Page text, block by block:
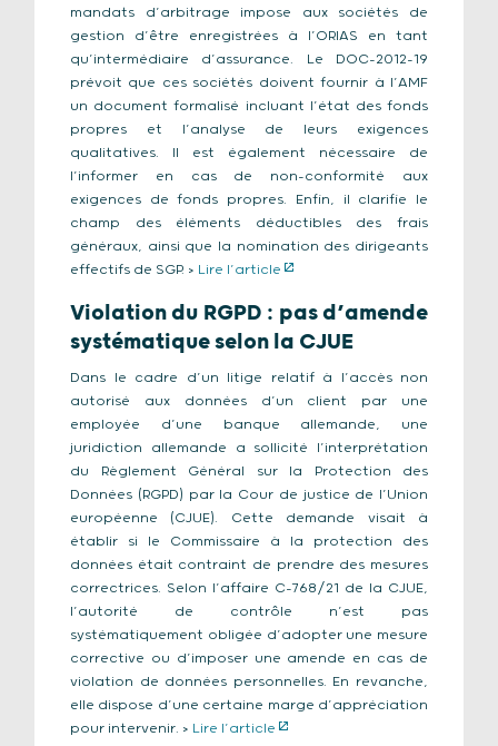
mandats d’arbitrage impose aux sociétés de
gestion d’être enregistrées à l’ORIAS en tant
qu’intermédiaire d’assurance. Le DOC-2012-19
prévoit que ces sociétés doivent fournir à l’AMF
un document formalisé incluant l’état des fonds
propres et l’analyse de leurs exigences
qualitatives. Il est également nécessaire de
l’informer en cas de non-conformité aux
exigences de fonds propres. Enfin, il clarifie le
champ des éléments déductibles des frais
généraux, ainsi que la nomination des dirigeants
effectifs de SGP. > Lire l’article
Violation du RGPD : pas d’amende
systématique selon la CJUE
Dans le cadre d’un litige relatif à l’accès non
autorisé aux données d’un client par une
employée d’une banque allemande, une
juridiction allemande a sollicité l’interprétation
du Règlement Général sur la Protection des
Données (RGPD) par la Cour de justice de l’Union
européenne (CJUE). Cette demande visait à
établir si le Commissaire à la protection des
données était contraint de prendre des mesures
correctrices. Selon l’affaire C-768/21 de la CJUE,
l’autorité de contrôle n’est pas
systématiquement obligée d’adopter une mesure
corrective ou d’imposer une amende en cas de
violation de données personnelles. En revanche,
elle dispose d’une certaine marge d’appréciation
pour intervenir. > Lire l’article